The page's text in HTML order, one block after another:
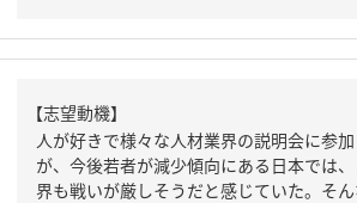
【志望動機】
人が好きで様々な人材業界の説明会に参
が、今後若者が減少傾向にある日本では
界も戦いが厳しそうだと感じていた。そ